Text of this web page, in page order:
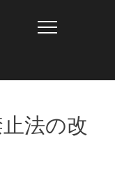
Info
法の改